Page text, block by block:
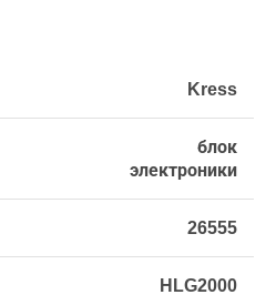
Kress
блок
электроники
26555
HLG2000